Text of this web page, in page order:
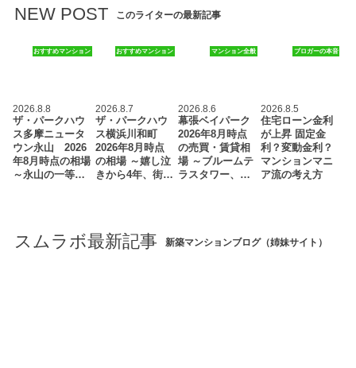
NEW POST このライターの最新記事
おすすめマンション
2026.8.8
ザ・パークハウ
ス多摩ニュータ
ウン永山 2026
年8月時点の相場
～永山の一等…
おすすめマンション
2026.8.7
ザ・パークハウ
ス横浜川和町
2026年8月時点
の相場 ～嬉し泣
きから4年、街…
マンション全般
2026.8.6
幕張ベイパーク
2026年8月時点
の売買・賃貸相
場 ～ブルームテ
ラスタワー、…
ブロガーの本音
2026.8.5
住宅ローン金利
が上昇 固定金
利？変動金利？
マンションマニ
ア流の考え方
スムラボ最新記事 新築マンションブログ（姉妹サイト）